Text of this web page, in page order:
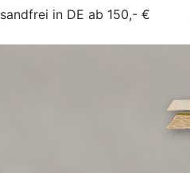
in DE ab 150,- €